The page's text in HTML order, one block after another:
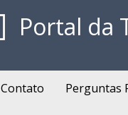
Portal da
Contato Perguntas